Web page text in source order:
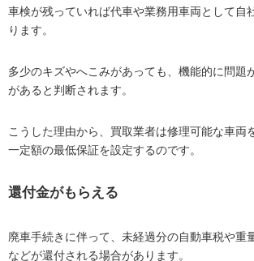
車検が残っていれば代車や業務用車両として自
ります。
多少のキズやへこみがあっても、機能的に問題
があると判断されます。
こうした理由から、買取業者は修理可能な車両
一定額の最低保証を設定するのです。
還付金がもらえる
廃車手続きに伴って、未経過分の自動車税や重
などが還付される場合があります。